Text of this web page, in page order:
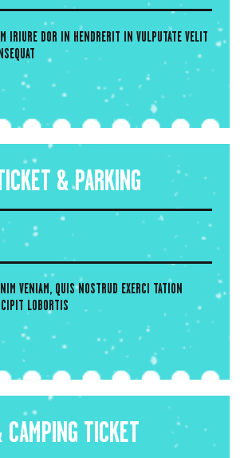
IRIURE DOR IN HENDRERIT IN VULPUTATE VELIT
& PARKING
VENIAM, QUIS NOSTRUD EXERCI TATION
LOBORTIS
TICKET